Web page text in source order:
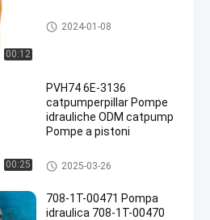
ora
00:12
pompe idrauliche
2024-01-08
00:25
PVH74 6E-3136
catpumperpillar Pompe
idrauliche ODM catpump
Pompe a pistoni
pompe idrauliche
2025-03-26
708-1T-00471 Pompa
idraulica 708-1T-00470